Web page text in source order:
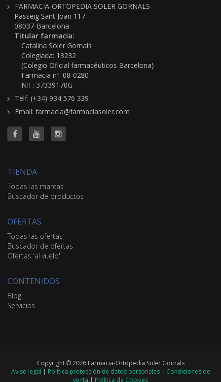
FARMACIA-ORTOPEDIA SOLER GORNALS
Passeig Sant Joan 117
08037-Barcelona
Titular farmacia:
Catalina Soler Gornals
Colegiada: 13232
(Colegio Oficial farmacéuticos Barcelona)
Farmacia nº: 08-0280
NIF: 37339170G
Telf: (+34) 934 576 339
Email: farmacia@farmaciasoler.com
TIENDA
Todas las marcas
Buscador de productos
OFERTAS
Todas las ofertas
Buscador de ofertas
Ofertas 'al vuelo'
CONTENIDOS
Blog
Servicios
Copyright © 2026 Farmacia-Ortopedia Soler Gornals
Aviso legal | Política protección de datos personales| Condiciones de
venta | Política de Cookies